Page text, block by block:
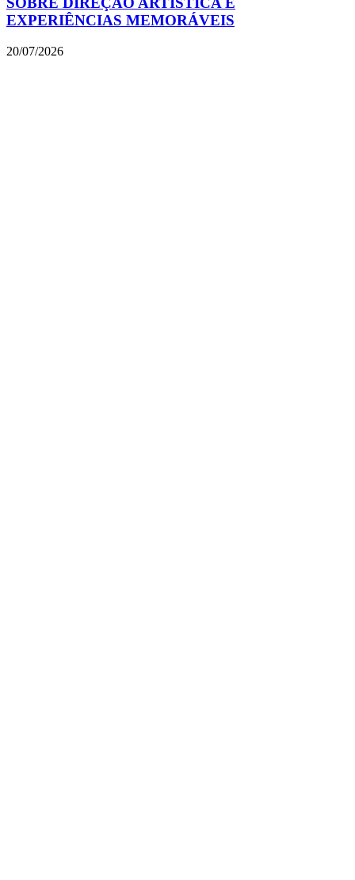
EXPERIÊNCIAS MEMORÁVEIS
20/07/2026